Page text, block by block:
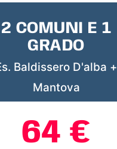
2 COMUNI E 1
GRADO
Baldissero D'alba +
Mantova
64 €